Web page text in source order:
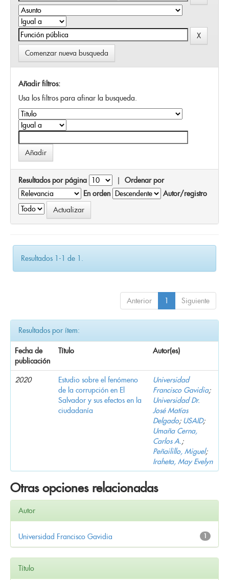
Comenzar nueva busqueda
Añadir filtros:
Usa los filtros para afinar la busqueda.
Resultados por página | Ordenar por
En orden
Autor/registro
Resultados 1-1 de 1.
Anterior 1 Siguiente
Resultados por ítem:
Fecha de
publicación
Título Autor(es)
2020
Estudio sobre el fenómeno
de la corrupción en El
Salvador y sus efectos en la
ciudadanía
Universidad
Francisco Gavidia;
Universidad Dr.
José Matías
Delgado; USAID;
Umaña Cerna,
Carlos A.;
Peñailillo, Miguel;
Iraheta, May Evelyn
Otras opciones relacionadas
Autor
1
Universidad Francisco Gavidia
Título